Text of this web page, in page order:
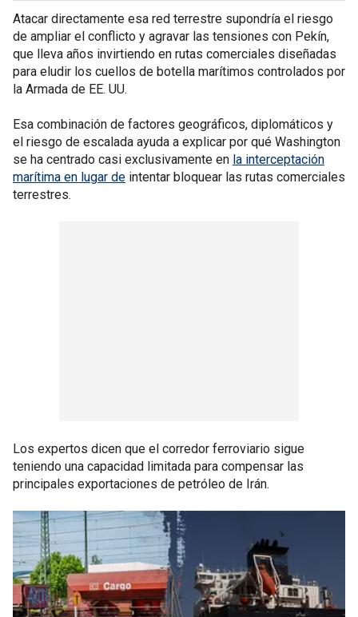
Atacar directamente esa red terrestre supondría el riesgo
de ampliar el conflicto y agravar las tensiones con Pekín,
que lleva años invirtiendo en rutas comerciales diseñadas
para eludir los cuellos de botella marítimos controlados por
la Armada de EE. UU.
Esa combinación de factores geográficos, diplomáticos y
el riesgo de escalada ayuda a explicar por qué Washington
se ha centrado casi exclusivamente en la interceptación
marítima en lugar de intentar bloquear las rutas comerciales
terrestres.
Los expertos dicen que el corredor ferroviario sigue
teniendo una capacidad limitada para compensar las
principales exportaciones de petróleo de Irán.